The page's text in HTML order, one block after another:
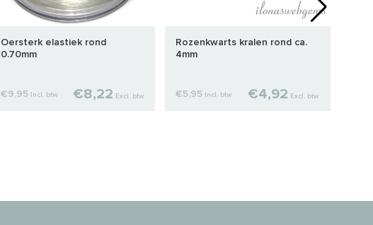
Oersterk elastiek rond
0.70mm
€9,95 Incl. btw €8,22 Excl. btw
Rozenkwarts kralen rond ca.
4mm
€5,95 Incl. btw €4,92 Excl. btw